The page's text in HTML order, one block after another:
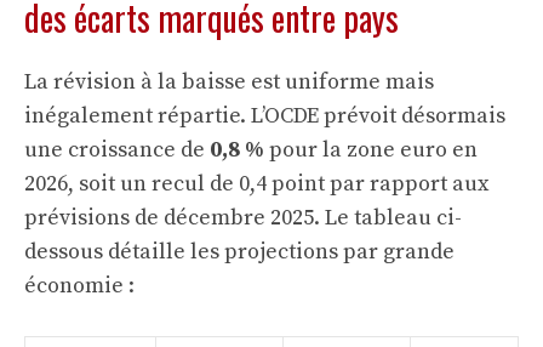
des écarts marqués entre pays
La révision à la baisse est uniforme mais
inégalement répartie. L’OCDE prévoit désormais
une croissance de 0,8 % pour la zone euro en
2026, soit un recul de 0,4 point par rapport aux
prévisions de décembre 2025. Le tableau ci-
dessous détaille les projections par grande
économie :